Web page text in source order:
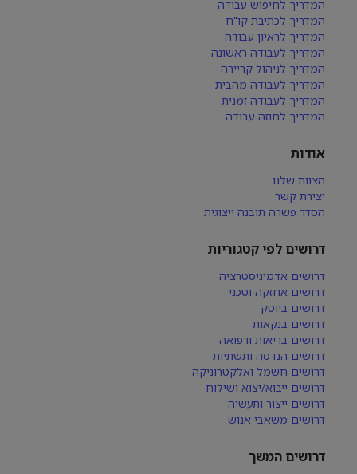
המדריך לחיפוש עבודה
המדריך לכתיבת קו"ח
המדריך לראיון עבודה
המדריך לעבודה ראשונה
המדריך לניהול קריירה
המדריך לעבודה מהבית
המדריך לעבודה זמנית
המדריך לחוזה עבודה
אודות
הצוות שלנו
יצירת קשר
הסדר פשרה תובנה ייצוגית
דרושים לפי קטגוריות
דרושים אדמיניסטרציה
דרושים אחזקה וטכני
דרושים ביוטק
דרושים בנקאות
דרושים בריאות ורפואה
דרושים הנדסה ותשתיות
דרושים חשמל ואלקטרוניקה
דרושים ייבוא/יצוא ושילוח
דרושים ייצור ותעשיה
דרושים משאבי אנוש
דרושים המשך